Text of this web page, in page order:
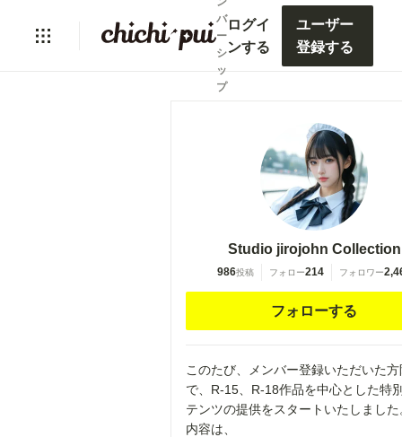
バ
ー
シ
ッ
プ
ログイ
ンする
ユーザー
登録する
Studio jirojohn Collection
986投稿 フォロー214 フォロワー
フォローする
このたび、メンバー登録いただいた
で、R-15、R-18作品を中心とした特
テンツの提供をスタートいたしました
内容は、